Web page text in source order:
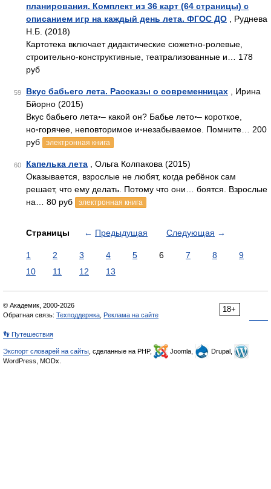
планирования. Комплект из 36 карт (64 страницы) с
описанием игр на каждый день лета. ФГОС ДО , Руднева
Н.Б. (2018)
Картотека включает дидактические сюжетно-ролевые,
строительно-конструктивные, театрализованные и… 178
руб
59 Вкус бабьего лета. Рассказы о современницах , Ирина
Бйорно (2015)
Вкус бабьего лета◦– какой он? Бабье лето◦– короткое,
но◦горячее, неповторимое и◦незабываемое. Помните… 200
руб
электронная книга
60 Капелька лета , Ольга Колпакова (2015)
Оказывается, взрослые не любят, когда ребёнок сам
решает, что ему делать. Потому что они… боятся. Взрослые
на… 80 руб
электронная книга
Страницы ← Предыдущая Следующая →
1 2 3 4 5 6 7 8
9
10
11 12 13
18+
© Академик, 2000-2026
Обратная связь: Техподдержка Реклама на сайте
👣 Путешествия
Экспорт словарей на сайты , сделанные на PHP, Joomla,
Drupal,
WordPress, MODx.